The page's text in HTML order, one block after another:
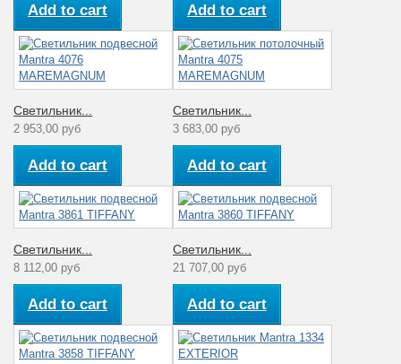
Add to cart Add to cart
Светильник...
2 953,00 руб
Add to cart
Светильник...
3 683,00 руб
Add to cart
Светильник...
8 112,00 руб
Add to cart
Светильник...
21 707,00 руб
Add to cart